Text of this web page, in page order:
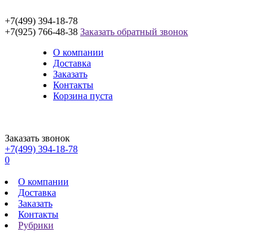
+7(499) 394-18-78
+7(925) 766-48-38 Заказать обратный звонок
О компании
Доставка
Заказать
Контакты
Корзина пуста
Заказать звонок
+7(499) 394-18-78
0
О компании
Доставка
Заказать
Контакты
Рубрики